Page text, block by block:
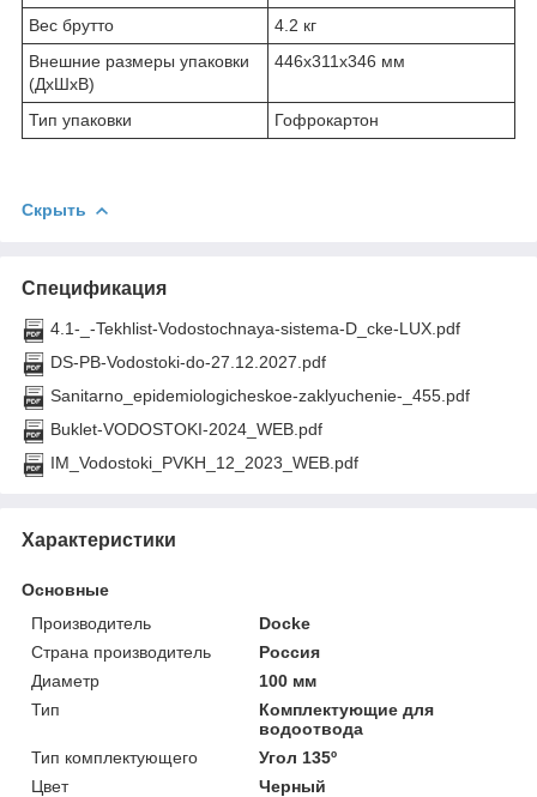
Вес брутто
4.2 кг
Внешние размеры упаковки
(ДхШхВ)
446x311x346 мм
Тип упаковки Гофрокартон
Скрыть
Спецификация
4.1-_-Tekhlist-Vodostochnaya-sistema-D_cke-LUX.pdf
DS-PB-Vodostoki-do-27.12.2027.pdf
Sanitarno_epidemiologicheskoe-zaklyuchenie-_455.pdf
Buklet-VODOSTOKI-2024_WEB.pdf
IM_Vodostoki_PVKH_12_2023_WEB.pdf
Характеристики
Основные
Производитель
Docke
Страна производитель
Россия
Диаметр
100 мм
Тип
Комплектующие для
водоотвода
Тип комплектующего
Угол 135º
Цвет
Черный